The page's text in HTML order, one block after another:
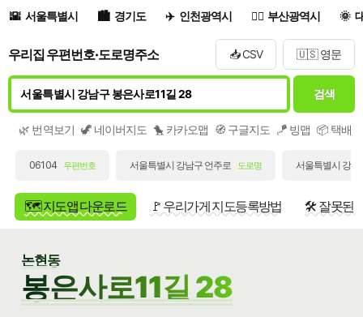
서울특별시 경기도 인천광역시 부산광역시
우리집 우편번호·도로명주소 📥 CSV 🇺🇸 영문
검색
🌿 번역보기 🦖 네이버지도 🐤 카카오맵 🧭 구글지도 🪁 빙맵 📦 택배/
06104 우편번호 서울특별시 강남구 언주로 도로명 서울특별시 강
🗺️ 지도앱 다운로드 🚩 우리가게 지도등록방법 🛠️ 잘못된
논현동
봉은사로11길 28